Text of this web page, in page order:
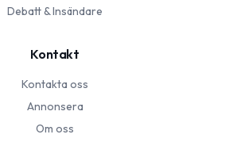
Debatt & Insändare
Kontakt
Kontakta oss
Annonsera
Om oss